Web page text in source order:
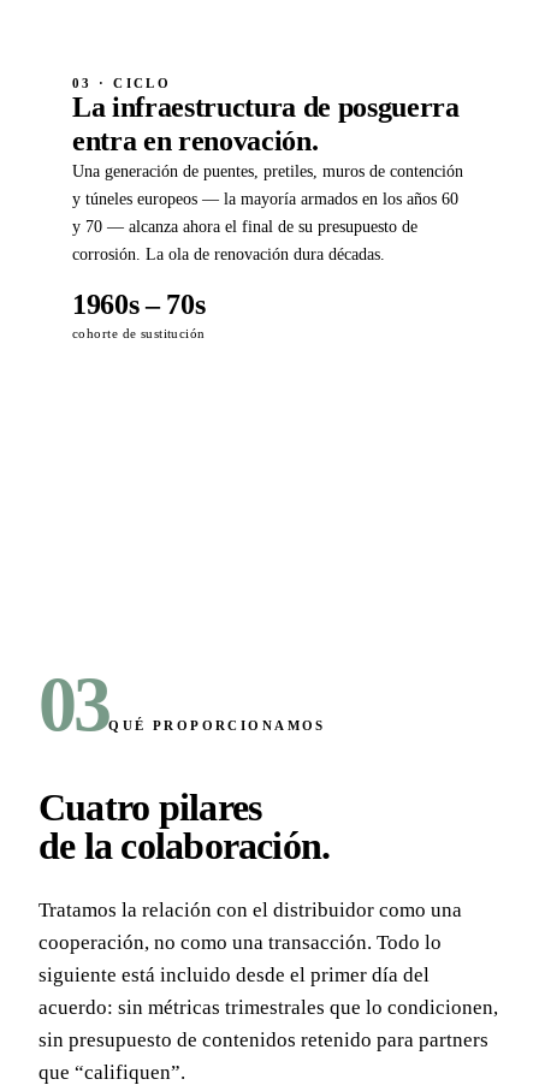
03 · CICLO
La infraestructura de posguerra
entra en renovación.
Una generación de puentes, pretiles, muros de contención
y túneles europeos — la mayoría armados en los años 60
y 70 — alcanza ahora el final de su presupuesto de
corrosión. La ola de renovación dura décadas.
1960s – 70s
cohorte de sustitución
03QUÉ PROPORCIONAMOS
Cuatro pilares
de la colaboración.
Tratamos la relación con el distribuidor como una
cooperación, no como una transacción. Todo lo
siguiente está incluido desde el primer día del
acuerdo: sin métricas trimestrales que lo condicionen,
sin presupuesto de contenidos retenido para partners
que “califiquen”.